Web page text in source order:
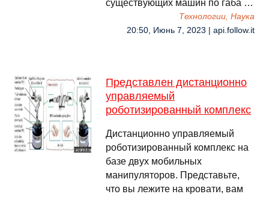
существующих машин по габа …
Технологии, Наука
20:50, Июнь 7, 2023 | api.follow.it
Представлен дистанционно
управляемый
роботизированный комплекс
Дистанционно управляемый
роботизированный комплекс на
базе двух мобильных
манипуляторов. Представьте,
что вы лежите на кровати, вам